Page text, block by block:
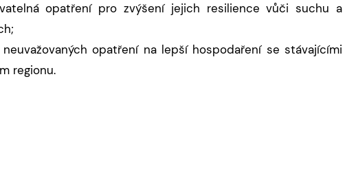
opatření pro zvýšení jejich resilience vůči suchu a
opatření na lepší hospodaření se stávajícími
regionu.